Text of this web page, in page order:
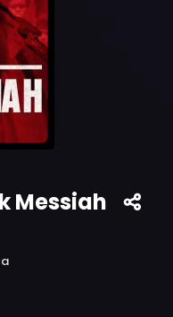
Messiah